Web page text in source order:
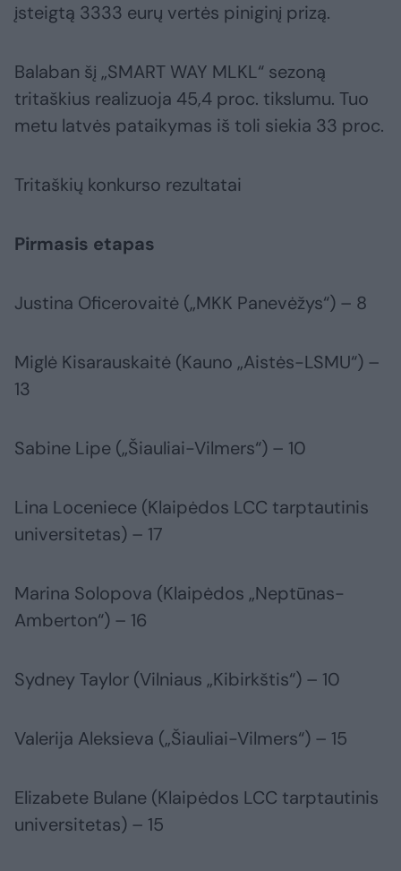
įsteigtą 3333 eurų vertės piniginį prizą.
Balaban šį „SMART WAY MLKL“ sezoną
tritaškius realizuoja 45,4 proc. tikslumu. Tuo
metu latvės pataikymas iš toli siekia 33 proc.
Tritaškių konkurso rezultatai
Pirmasis etapas
Justina Oficerovaitė („MKK Panevėžys“) – 8
Miglė Kisarauskaitė (Kauno „Aistės-LSMU“) –
13
Sabine Lipe („Šiauliai-Vilmers“) – 10
Lina Loceniece (Klaipėdos LCC tarptautinis
universitetas) – 17
Marina Solopova (Klaipėdos „Neptūnas-
Amberton“) – 16
Sydney Taylor (Vilniaus „Kibirkštis“) – 10
Valerija Aleksieva („Šiauliai-Vilmers“) – 15
Elizabete Bulane (Klaipėdos LCC tarptautinis
universitetas) – 15